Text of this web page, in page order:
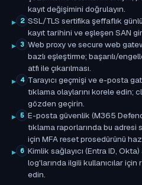
kayıt değişimini doğrulayın.
2 SSL/TLS sertifika şeffaflık
kayıt tarihini ve eşleşen SAN
3 Web proxy ve secure web
bazlı eşleştirme; başarılı/
atfı ile çıkarılması.
4 Tarayıcı geçmişi ve e-posta
tıklama olaylarını korele edin;
gözden geçirin.
5 E-posta güvenlik (M365
tıklama raporlarında bu adresi
için MFA reset prosedürünü
6 Kimlik sağlayıcı (Entra ID,
log'larında ilgili kullanıcılar
edin.